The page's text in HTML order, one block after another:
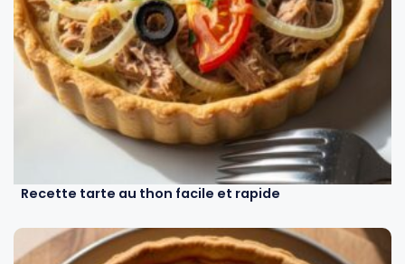
Recette tarte au thon facile et rapide